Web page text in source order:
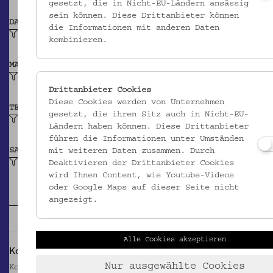
DATIERUNG
MATERIAL
TECHNIK
Buchdruck
SAMMLUNG
Gedrucktes: Hauspostille von Martin Luther
Kommentare
Kommentieren Sie das Objekt - teilen Sie ihre
gesetzt, die in Nicht-EU-Ländern ansässig
sein können. Diese Drittanbieter können
die Informationen mit anderen Daten
kombinieren.
Drittanbieter Cookies
Diese Cookies werden von Unternehmen
gesetzt, die ihren Sitz auch in Nicht-EU-
Ländern haben können. Diese Drittanbieter
führen die Informationen unter Umständen
mit weiteren Daten zusammen. Durch
Deaktivieren der Drittanbieter Cookies
wird Ihnen Content, wie Youtube-Videos
oder Google Maps auf dieser Seite nicht
angezeigt.
Alle Cookies akzeptieren
Nur ausgewählte Cookies